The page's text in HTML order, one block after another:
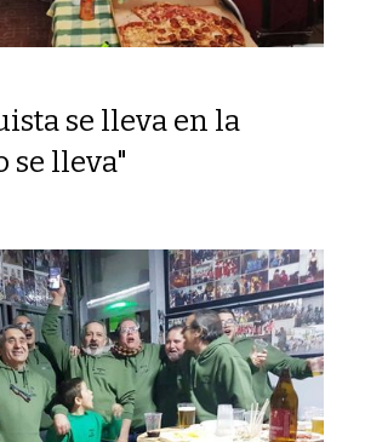
se lleva en la
se lleva"